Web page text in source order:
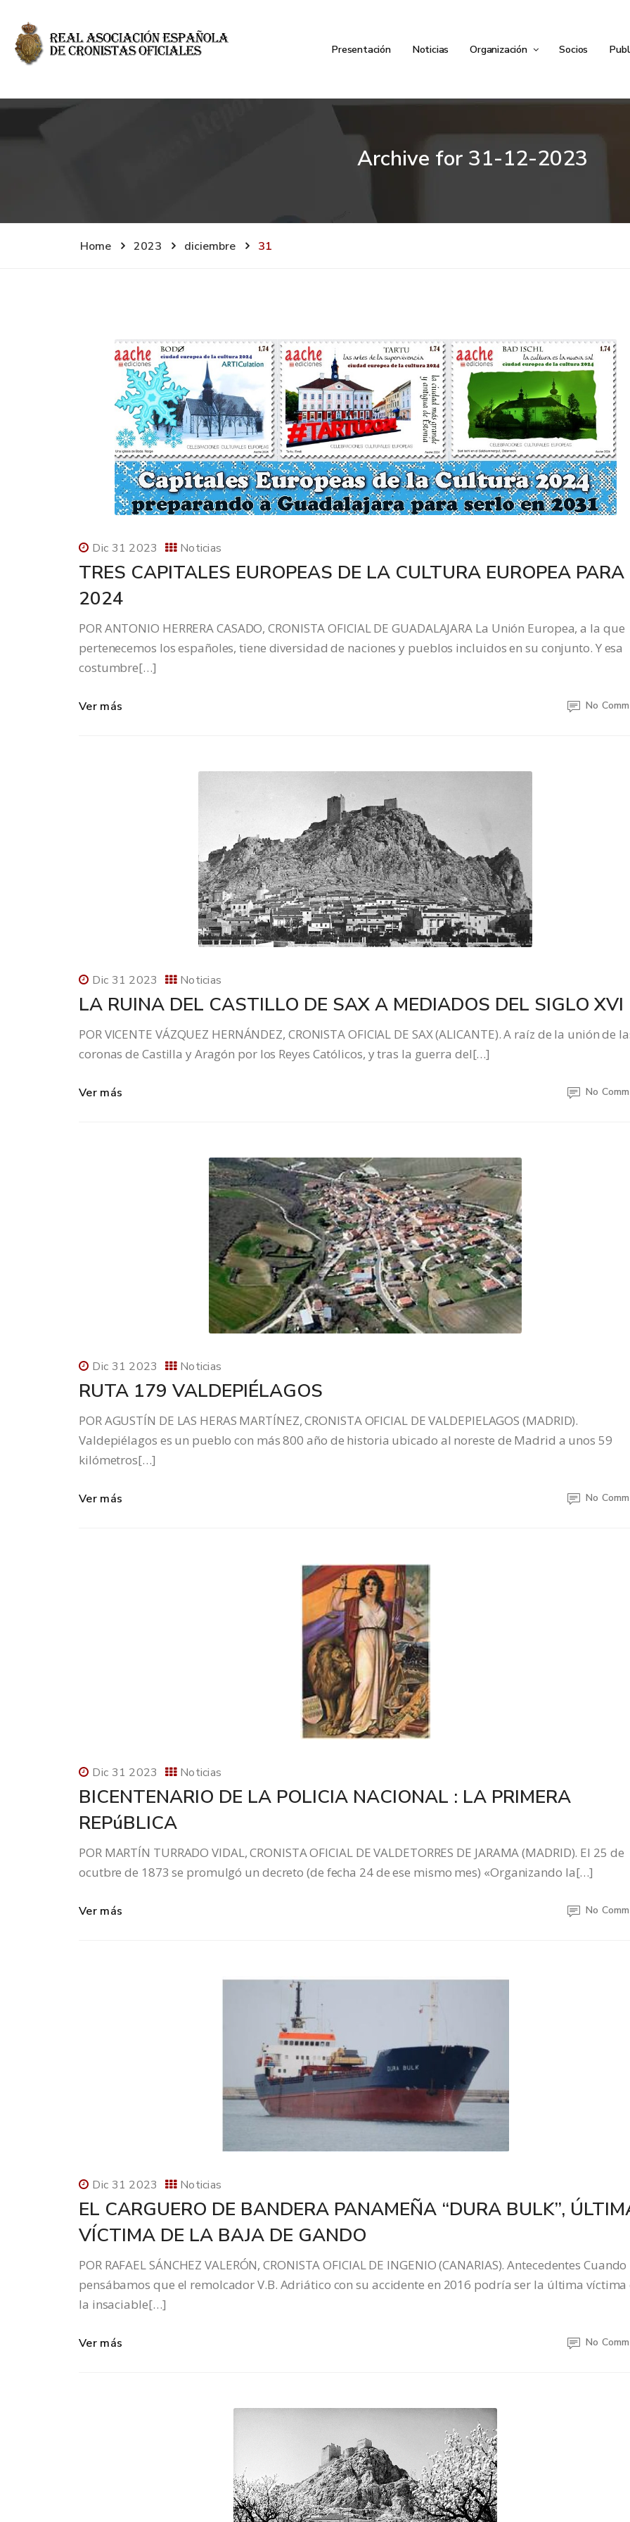
Presentación Noticias Organización Socios
Archive for 31-12-2023
Home 2023 diciembre 31
Dic 31 2023 Noticias
TRES CAPITALES EUROPEAS DE LA CULTURA EUROPEA PARA
2024
POR ANTONIO HERRERA CASADO, CRONISTA OFICIAL DE GUADALAJARA La Unión Europea, a la que
pertenecemos los españoles, tiene diversidad de naciones y pueblos incluidos en su conjunto. Y esa
costumbre[…]
Ver más No
Dic 31 2023 Noticias
LA RUINA DEL CASTILLO DE SAX A MEDIADOS DEL SIGLO XVI
POR VICENTE VÁZQUEZ HERNÁNDEZ, CRONISTA OFICIAL DE SAX (ALICANTE). A raíz de la unión de
coronas de Castilla y Aragón por los Reyes Católicos, y tras la guerra del[…]
Ver más No
Dic 31 2023 Noticias
RUTA 179 VALDEPIÉLAGOS
POR AGUSTÍN DE LAS HERAS MARTÍNEZ, CRONISTA OFICIAL DE VALDEPIELAGOS (MADRID).
Valdepiélagos es un pueblo con más 800 año de historia ubicado al noreste de Madrid a unos 59
kilómetros[…]
Ver más No
Dic 31 2023 Noticias
BICENTENARIO DE LA POLICIA NACIONAL : LA PRIMERA
REPúBLICA
POR MARTÍN TURRADO VIDAL, CRONISTA OFICIAL DE VALDETORRES DE JARAMA (MADRID). El 25 de
ocutbre de 1873 se promulgó un decreto (de fecha 24 de ese mismo mes) «Organizando la[…]
Ver más No
Dic 31 2023 Noticias
EL CARGUERO DE BANDERA PANAMEÑA “DURA BULK”,
VÍCTIMA DE LA BAJA DE GANDO
POR RAFAEL SÁNCHEZ VALERÓN, CRONISTA OFICIAL DE INGENIO (CANARIAS). Antecedentes Cuando
pensábamos que el remolcador V.B. Adriático con su accidente en 2016 podría ser la última víctima
la insaciable[…]
Ver más No